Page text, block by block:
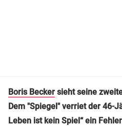
Boris Becker sieht seine
Dem "Spiegel" verriet der 46-
Leben ist kein Spiel“ ein